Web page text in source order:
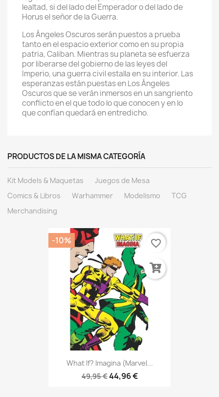
lealtad, si del lado del Emperador o del lado de
Horus el señor de la Guerra.
Los Ángeles Oscuros serán puestos a prueba
tanto en el espacio exterior como en su propia
patria, Caliban. Mientras su planeta se esfuerza
por liberarse del gobierno de las leyes del
Imperio, una guerra civil estalla en su interior. Las
esperanzas están puestas en Los Ángeles
Oscuros que se verán inmersos en un sangriento
conflicto en el que todo lo que conocen y en lo
que confían quedará en entredicho.
PRODUCTOS DE LA MISMA CATEGORÍA
Kit Models & Maquetas
Juegos de Mesa
Comics & Libros
Warhammer Modelismo
TCG
Merchandising
What If? Imagina (Marvel...
49,95 €44,96 €
-10% favorite_border